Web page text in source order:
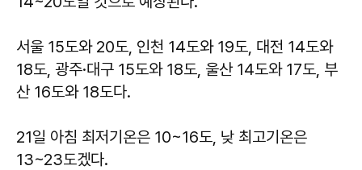
서울 15도와 20도, 인천 14도와 19도, 대전 14도와
18도, 광주·대구 15도와 18도, 울산 14도와 17도, 부
산 16도와 18도다.
21일 아침 최저기온은 10~16도, 낮 최고기온은
13~23도겠다.